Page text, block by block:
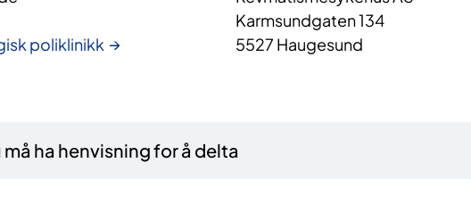
poliklinikk
Karmsundgaten 134
5527 Haugesund
må ha henvisning for å delta